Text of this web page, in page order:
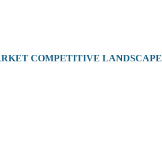
COMPETITIVE LANDSCAPE